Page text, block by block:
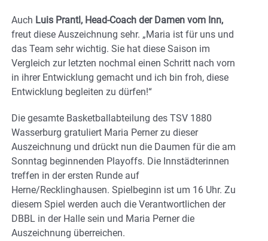
Auch Luis Prantl, Head-Coach der Damen vom Inn,
freut diese Auszeichnung sehr. „Maria ist für uns und
das Team sehr wichtig. Sie hat diese Saison im
Vergleich zur letzten nochmal einen Schritt nach vorn
in ihrer Entwicklung gemacht und ich bin froh, diese
Entwicklung begleiten zu dürfen!“
Die gesamte Basketballabteilung des TSV 1880
Wasserburg gratuliert Maria Perner zu dieser
Auszeichnung und drückt nun die Daumen für die am
Sonntag beginnenden Playoffs. Die Innstädterinnen
treffen in der ersten Runde auf
Herne/Recklinghausen. Spielbeginn ist um 16 Uhr. Zu
diesem Spiel werden auch die Verantwortlichen der
DBBL in der Halle sein und Maria Perner die
Auszeichnung überreichen.